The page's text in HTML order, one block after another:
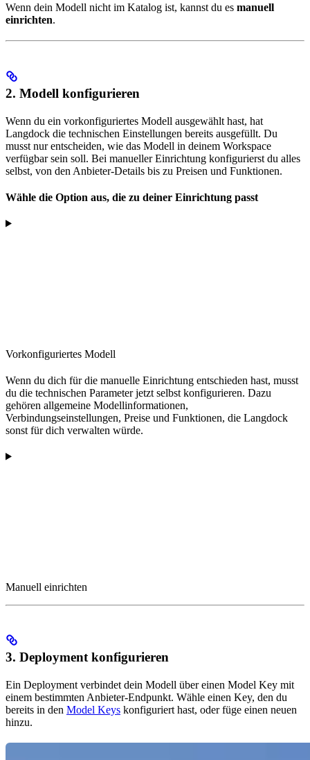
Wenn dein Modell nicht im Katalog ist, kannst du es manuell
einrichten.
2. Modell konfigurieren
Wenn du ein vorkonfiguriertes Modell ausgewählt hast, hat
Langdock die technischen Einstellungen bereits ausgefüllt. Du
musst nur entscheiden, wie das Modell in deinem Workspace
verfügbar sein soll. Bei manueller Einrichtung konfigurierst du alles
selbst, von den Anbieter-Details bis zu Preisen und Funktionen.
Wähle die Option aus, die zu deiner Einrichtung passt
Vorkonfiguriertes Modell
Wenn du dich für die manuelle Einrichtung entschieden hast, musst
du die technischen Parameter jetzt selbst konfigurieren. Dazu
gehören allgemeine Modellinformationen,
Verbindungseinstellungen, Preise und Funktionen, die Langdock
sonst für dich verwalten würde.
Manuell einrichten
3. Deployment konfigurieren
Ein Deployment verbindet dein Modell über einen Model Key mit
einem bestimmten Anbieter-Endpunkt. Wähle einen Key, den du
bereits in den Model Keys konfiguriert hast, oder füge einen neuen
hinzu.